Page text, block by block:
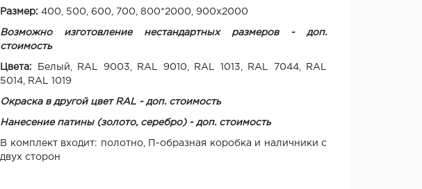
Размер: 400, 500, 600, 700, 800*2000, 900х2000
Возможно изготовление нестандартных размеров - доп.
стоимость
Цвета:
Белый, RAL 9003, RAL 9010, RAL 1013, RAL 7044, RAL
5014, RAL 1019
Окраска в другой цвет RAL - доп. стоимость
Нанесение патины (золото, серебро) - доп. стоимость
В комплект входит: полотно, П-образная коробка и наличники с
двух сторон